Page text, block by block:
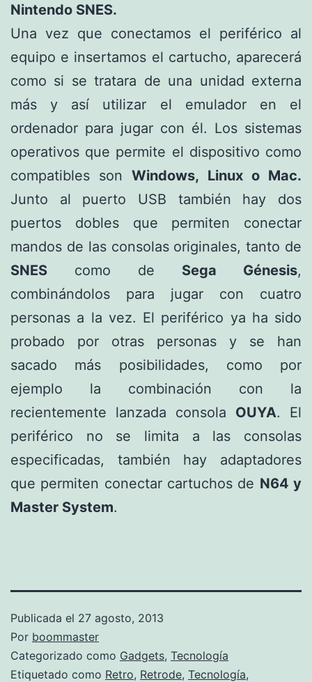
Nintendo SNES.
Una vez que conectamos el periférico al
equipo e insertamos el cartucho, aparecerá
como si se tratara de una unidad externa
más y así utilizar el emulador en el
ordenador para jugar con él. Los sistemas
operativos que permite el dispositivo como
compatibles sonWindows, Linux o Mac.
Junto al puerto USB también hay dos
puertos dobles que permiten conectar
mandos de las consolas originales, tanto de
SNES como de Sega Génesis,
combinándolos para jugar con cuatro
personas a la vez. El periférico ya ha sido
probado por otras personas y se han
sacado más posibilidades, como por
ejemplo la combinación con la
recientemente lanzada consola OUYA. El
periférico no se limita a las consolas
especificadas, también hay adaptadores
que permiten conectar cartuchos de N64 y
Master System.
Publicada el 27 agosto, 2013
Por boommaster
Categorizado como Gadgets, Tecnología
Etiquetado como Retro, Retrode, Tecnología,